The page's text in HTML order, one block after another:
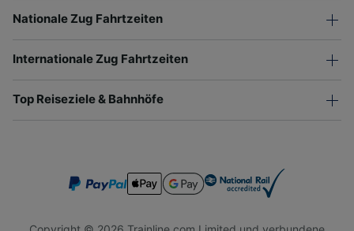
Nationale Zug Fahrtzeiten
Internationale Zug Fahrtzeiten
Top Reiseziele & Bahnhöfe